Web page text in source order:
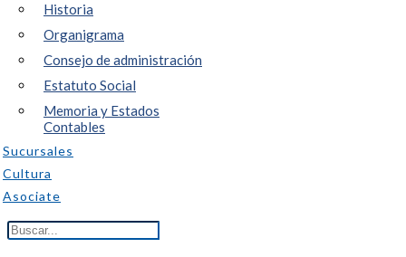
Historia
Organigrama
Consejo de administración
Estatuto Social
Memoria y Estados
Contables
Sucursales
Cultura
Asociate